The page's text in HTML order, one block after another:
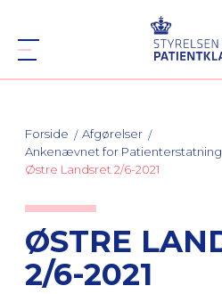
Forside
Afgørelser
Ankenævnet for
Østre Landsret 2/6-2021
ØSTRE
2/6-2021